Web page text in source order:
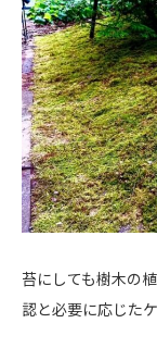
苔にしても樹木の
認と必要に応じた